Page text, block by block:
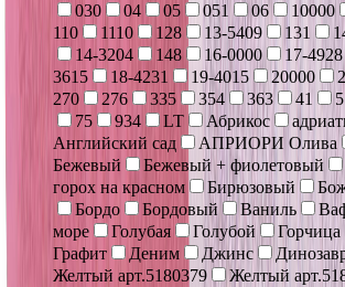
030
04 05 051 06 10000
110
1110 128 13-5409 131
14-3204
148 16-0000 17-4928
3615
18-4231 19-4015 20000
270
276 335 354 363 41
75
934 LT Абрикос
Английский сад
АПРИОРИ Олива
Бежевый
Бежевый + фиолетовый
горох на красном
Бирюзовый
Бордо
Бордовый Ваниль
море
Голубая Голубой Горчица
Графит
Деним Джинс
Желтый арт.5180379
Желтый